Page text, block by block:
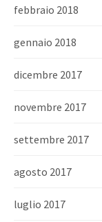
febbraio 2018
gennaio 2018
dicembre 2017
novembre 2017
settembre 2017
agosto 2017
luglio 2017